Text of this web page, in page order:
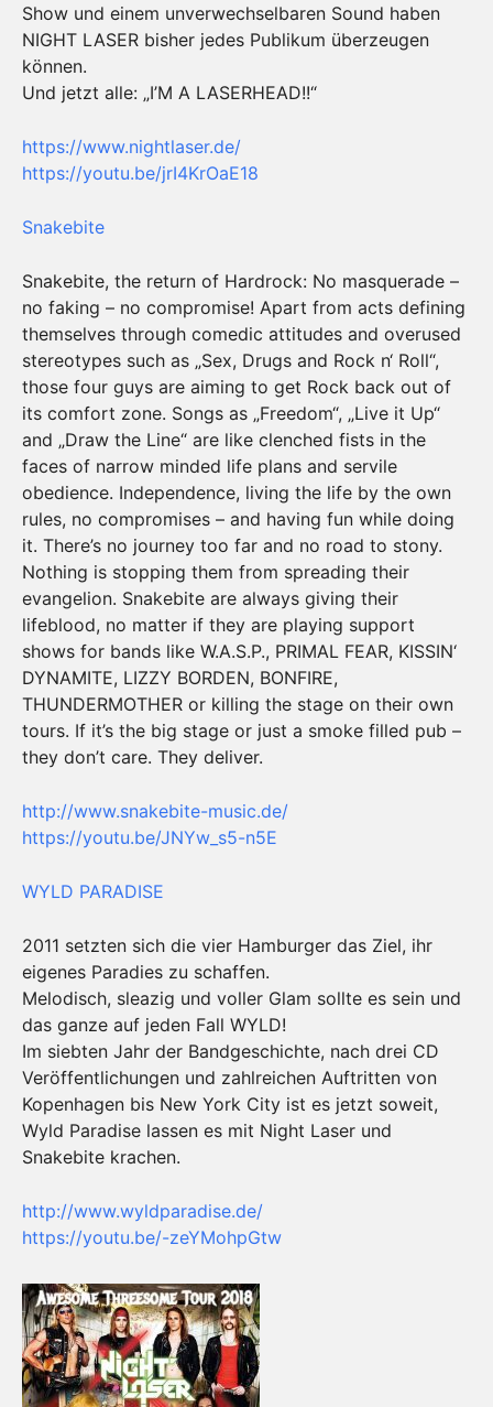
Show und einem unverwechselbaren Sound haben
NIGHT LASER bisher jedes Publikum überzeugen
können.
Und jetzt alle: „I’M A LASERHEAD!!“
https://www.nightlaser.de/
https://youtu.be/jrI4KrOaE18
Snakebite
Snakebite, the return of Hardrock: No masquerade –
no faking – no compromise! Apart from acts defining
themselves through comedic attitudes and overused
stereotypes such as „Sex, Drugs and Rock n‘ Roll“,
those four guys are aiming to get Rock back out of
its comfort zone. Songs as „Freedom“, „Live it Up“
and „Draw the Line“ are like clenched fists in the
faces of narrow minded life plans and servile
obedience. Independence, living the life by the own
rules, no compromises – and having fun while doing
it. There’s no journey too far and no road to stony.
Nothing is stopping them from spreading their
evangelion. Snakebite are always giving their
lifeblood, no matter if they are playing support
shows for bands like W.A.S.P., PRIMAL FEAR, KISSIN‘
DYNAMITE, LIZZY BORDEN, BONFIRE,
THUNDERMOTHER or killing the stage on their own
tours. If it’s the big stage or just a smoke filled pub –
they don’t care. They deliver.
http://www.snakebite-music.de/
https://youtu.be/JNYw_s5-n5E
WYLD PARADISE
2011 setzten sich die vier Hamburger das Ziel, ihr
eigenes Paradies zu schaffen.
Melodisch, sleazig und voller Glam sollte es sein und
das ganze auf jeden Fall WYLD!
Im siebten Jahr der Bandgeschichte, nach drei CD
Veröffentlichungen und zahlreichen Auftritten von
Kopenhagen bis New York City ist es jetzt soweit,
Wyld Paradise lassen es mit Night Laser und
Snakebite krachen.
http://www.wyldparadise.de/
https://youtu.be/-zeYMohpGtw